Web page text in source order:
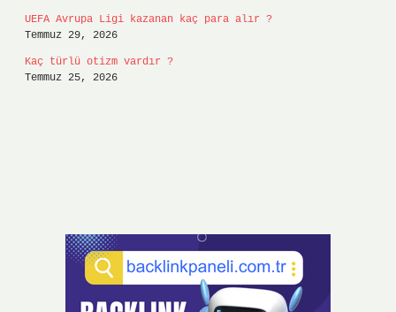
UEFA Avrupa Ligi kazanan kaç para alır ?
Temmuz 29, 2026
Kaç türlü otizm vardır ?
Temmuz 25, 2026